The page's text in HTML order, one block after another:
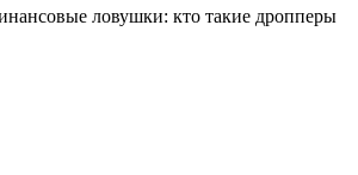
ловушки: кто такие дропперы